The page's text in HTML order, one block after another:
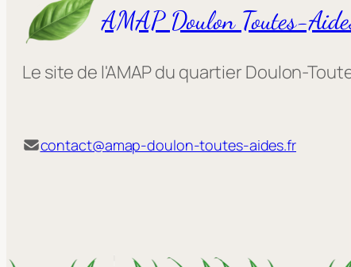
AMAP Doulon Toutes-
Le site de l'AMAP du quartier Doulon-
contact@amap-doulon-toutes-aides.fr